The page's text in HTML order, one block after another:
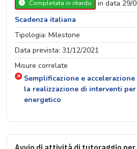
Completata in ritardo
in data 29/
Scadenza italiana
Tipologia: Milestone
Data prevista: 31/12/2021
Misure correlate
Semplificazione e
la realizzazione di interventi per
energetico